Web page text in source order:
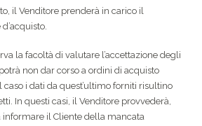
il Venditore prenderà in carico il
la facoltà di valutare l’accettazione degli
non dar corso a ordini di acquisto
i dati da quest’ultimo forniti risultino
In questi casi, il Venditore provvederà,
informare il Cliente della mancata